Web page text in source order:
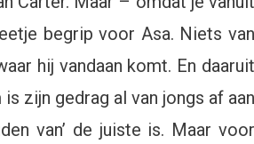
begrip voor Asa. Niets van
hij vandaan komt. En daaruit
zijn gedrag al van jongs af aan
van’ de juiste is. Maar voor